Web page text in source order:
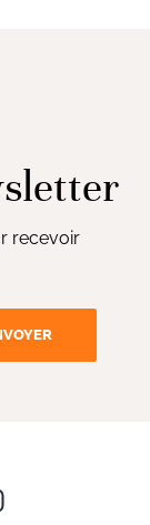
recevoir